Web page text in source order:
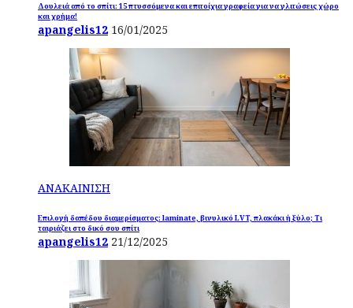
Δουλειά από το σπίτι: 15 πτυσσόμενα και επιτοίχια γραφεία για να γλιτώσεις χώρο
και χρήμα!
apangelis12 16/01/2025
ΑΝΑΚΑΙΝΙΣΗ
Επιλογή δαπέδου διαμερίσματος: laminate, βινυλικό LVT, πλακάκι ή ξύλο; Τι
ταιριάζει στο δικό σου σπίτι
apangelis12 21/12/2025